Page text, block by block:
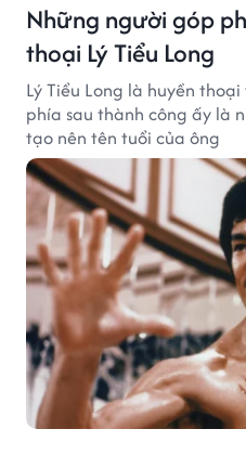
Những người góp
thoại Lý Tiểu Long
Lý Tiểu Long là huyền
phía sau thành công ấy là
tạo nên tên tuổi của ông